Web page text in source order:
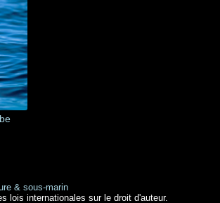
& sous-marin
lois internationales sur le droit d'auteur.